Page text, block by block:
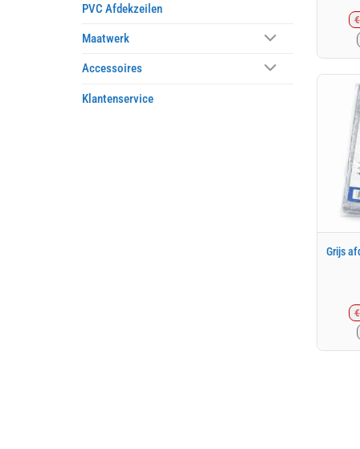
PVC Afdekzeilen
Maatwerk
Accessoires
Klantenservice
€
Grijs
€